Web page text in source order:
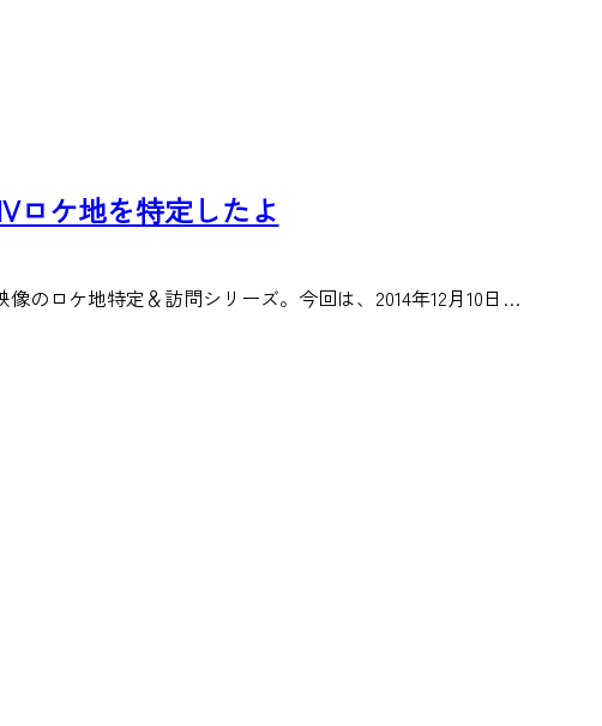
ロケ地を特定したよ
のロケ地特定＆訪問シリーズ。今回は、2014年12月10日…